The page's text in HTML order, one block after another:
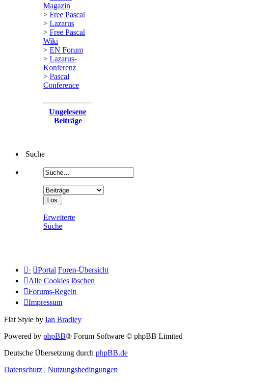
Magazin
> Free Pascal
> Lazarus
> Free Pascal
Wiki
> EN Forum
> Lazarus-
Konferenz
> Pascal
Conference
Ungelesene
Beiträge
Suche
Erweiterte
Suche
· Portal Foren-Übersicht
Alle Cookies löschen
Forums-Regeln
Impressum
Flat Style by Ian Bradley
Powered by phpBB® Forum Software © phpBB Limited
Deutsche Übersetzung durch phpBB.de
Datenschutz | Nutzungsbedingungen